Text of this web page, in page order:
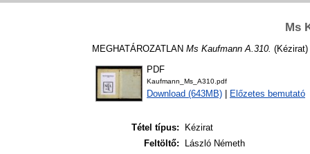
Ms
MEGHATÁROZATLAN Ms Kaufmann A.310. (Kézirat)
PDF
Kaufmann_Ms_A310.pdf
Download (643MB) Előzetes bemutató
Tétel típus:
Kézirat
Feltöltő:
László Németh